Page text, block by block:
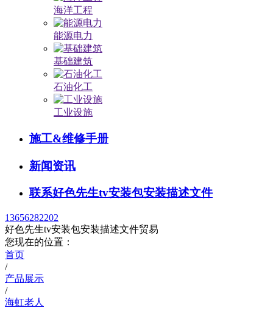
海洋工程
能源电力
基础建筑
石油化工
工业设施
施工&维修手册
新闻资讯
联系好色先生tv安装包安装描述文件
13656282202
好色先生tv安装包安装描述文件贸易
您现在的位置：
首页
/
产品展示
/
海虹老人